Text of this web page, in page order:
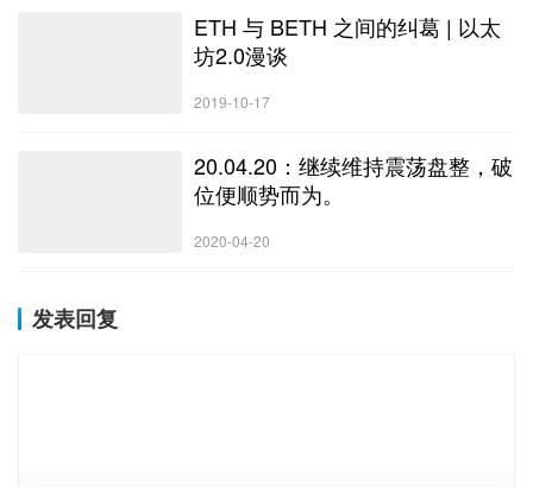
ETH 与 BETH 之间的纠葛 | 以太
坊2.0漫谈
2019-10-17
20.04.20：继续维持震荡盘整，破
位便顺势而为。
2020-04-20
发表回复